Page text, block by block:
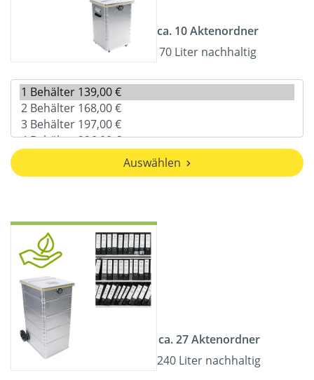
ca. 10 Aktenordner
70 Liter nachhaltig
Auswählen
ca. 27 Aktenordner
240 Liter nachhaltig